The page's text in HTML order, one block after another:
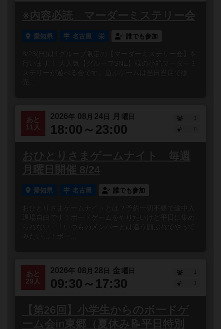
※内容必読 マーダーミステリー会
愛知県 名古屋 栄 誰でも参加
8/23(日)は1グループ限定の【マーダーミステリー会】を
行います！ 大人気【グループSNE】様の小箱マーダーミ
ステリーが遊べる会です。遊ぶゲームは当日当店で販
売...
あと
11人
2026年 08 月 24 日 月 曜日
18:00～23:00
1
おひとりさまゲームナイト 毎週
月曜日開催 8/24
愛知県 名古屋 誰でも参加
おひとりさまゲームナイトとは？予約一切不要で途中入
退場自由です！ボードゲームをやりたいけど平日に集め
られない…！いつものメンバーとは違う顔ぶれでやって
あと
29人
2026年 08 月 28 日 金曜日
09:30～17:30
1
1
【第26回】小学生からのボードゲ
ーム会in東郷（夏休み📝平日特別